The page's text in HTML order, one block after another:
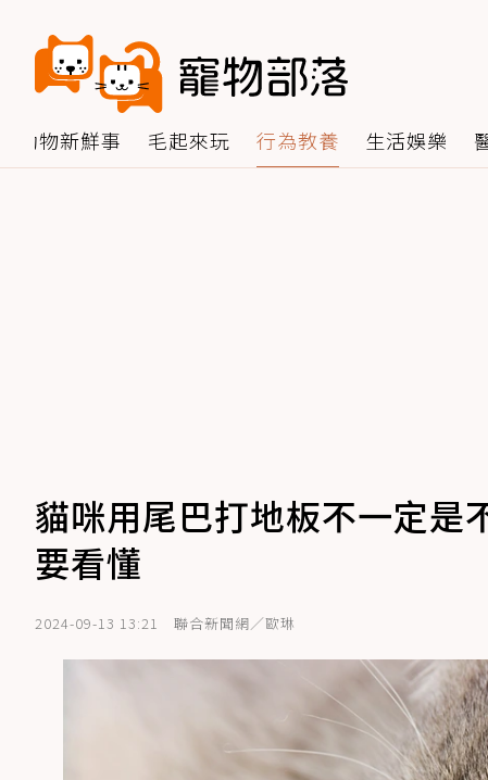
動物新鮮事 毛起來玩 行為教養 生活娛樂
貓咪用尾巴打地板不一定是
要看懂
2024-09-13 13:21 聯合新聞網／歐琳